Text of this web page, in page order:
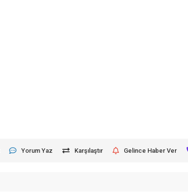
Yorum Yaz Karşılaştır Gelince Haber Ver